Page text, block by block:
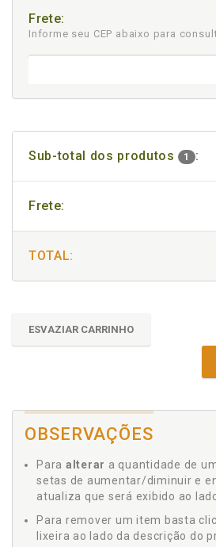
Frete:
Informe seu CEP abaixo para
Sub-total dos produtos 1 :
Frete:
TOTAL:
ESVAZIAR CARRINHO
OBSERVAÇÕES
Para alterar a quantidade de
setas de aumentar/diminuir e
atualiza que será exibido ao
Para remover um item basta
lixeira ao lado da descrição do